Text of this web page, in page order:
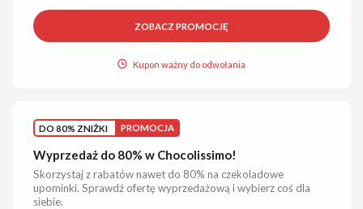
ZOBACZ PROMOCJĘ
Kupon ważny do odwołania
DO 80% ZNIŻKI PROMOCJA
Wyprzedaż do 80% w Chocolissimo!
Skorzystaj z rabatów nawet do 80% na czekoladowe
upominki. Sprawdź ofertę wyprzedażową i wybierz coś dla
siebie.